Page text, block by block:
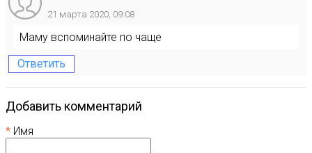
21 марта 2020, 09:08
Маму вспоминайте по чаще
Ответить
Добавить комментарий
Имя